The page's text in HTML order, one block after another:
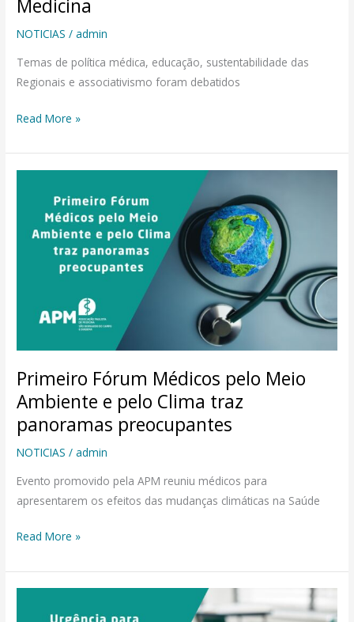
Medicina
NOTICIAS /admin
Temas de política médica, educação, sustentabilidade das
Regionais e associativismo foram debatidos
Read More »
Primeiro Fórum Médicos pelo Meio
Ambiente e pelo Clima traz
panoramas preocupantes
NOTICIAS /admin
Evento promovido pela APM reuniu médicos para
apresentarem os efeitos das mudanças climáticas na Saúde
Médicos
pelo
Ambiente
panoramas
preocupantes
Read More »